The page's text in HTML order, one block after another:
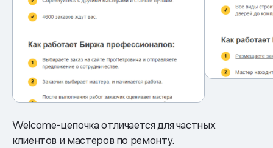
Welcome-цепочка отличается для частных
клиентов и мастеров по ремонту.